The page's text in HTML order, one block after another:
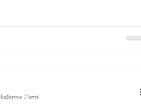
διαβάστηκε 2 λεπτά